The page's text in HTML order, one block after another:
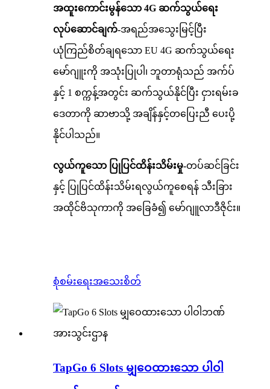
အထူးကောင်းမွန်သော 4G ဆက်သွယ်ရေး
လုပ်ဆောင်ချက်-အရည်အသွေးမြင့်ပြီး
ယုံကြည်စိတ်ချရသော EU 4G ဆက်သွယ်ရေး
မော်ဂျူးကို အသုံးပြုပါ၊ ဘူတာရုံသည် အက်ပ်
နှင့် 1 စက္ကန့်အတွင်း ဆက်သွယ်နိုင်ပြီး ငှားရမ်းခ
ဒေတာကို ဆာဗာသို့ အချိန်နှင့်တပြေးညီ ပေးပို့
နိုင်ပါသည်။
လွယ်ကူသော ပြုပြင်ထိန်းသိမ်းမှု-တပ်ဆင်ခြင်း
နှင့် ပြုပြင်ထိန်းသိမ်းရလွယ်ကူစေရန် သီးခြား
အထိုင်ဗိသုကာကို အခြေခံ၍ မော်ဂျူလာဒီဇိုင်း။
စုံစမ်းရေးအသေးစိတ်
TapGo 6 Slots မျှဝေထားသော ပါဝါ